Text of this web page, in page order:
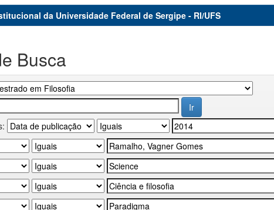
da Universidade Federal de Sergipe - RI/UFS
Busca